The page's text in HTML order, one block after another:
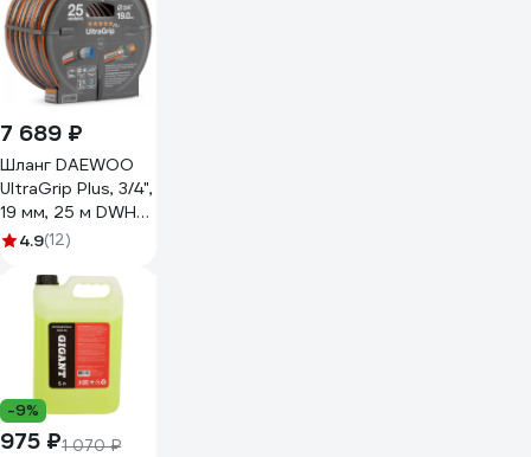
7 689 ₽
Шланг DAEWOO
UltraGrip Plus, 3/4",
19 мм, 25 м DWH
5134
4.9(12)
-9%
975 ₽1 070 ₽